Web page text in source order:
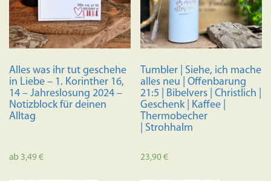
Alles was ihr tut geschehe
in Liebe – 1. Korinther 16,
14 – Jahreslosung 2024 –
Notizblock für deinen
Alltag
ab 3,49€
Tumbler | Siehe, ich mache
alles neu | Offenbarung
21:5 | Bibelvers | Christlich |
Geschenk | Kaffee |
Thermobecher
| Strohhalm
23,90€